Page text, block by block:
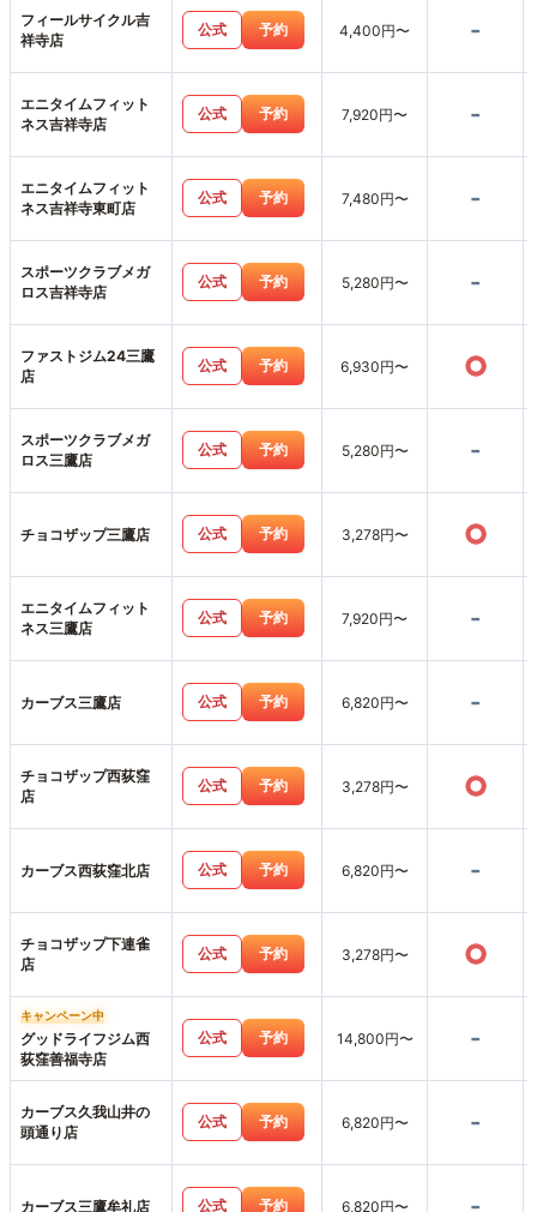
フィールサイクル吉
祥寺店
公式 予約 4,400円〜 -
エニタイムフィット
ネス吉祥寺店
公式 予約 7,920円〜 -
エニタイムフィット
ネス吉祥寺東町店
公式 予約 7,480円〜 -
スポーツクラブメガ
ロス吉祥寺店
公式 予約 5,280円〜 -
ファストジム24三鷹
店
公式 予約 6,930円〜 ○
スポーツクラブメガ
ロス三鷹店
公式 予約 5,280円〜 -
チョコザップ三鷹店 公式 予約 3,278円〜 ○
エニタイムフィット
ネス三鷹店
公式 予約 7,920円〜 -
カーブス三鷹店 公式 予約 6,820円〜 -
チョコザップ西荻窪
店
公式 予約 3,278円〜 ○
カーブス西荻窪北店 公式 予約 6,820円〜 -
チョコザップ下連雀
店
公式 予約 3,278円〜 ○
キャンペーン中
グッドライフジム西
荻窪善福寺店
公式 予約 14,800円〜 -
カーブス久我山井の
頭通り店
公式 予約 6,820円〜 -
カーブス三鷹牟礼店 公式 予約 6,820円〜